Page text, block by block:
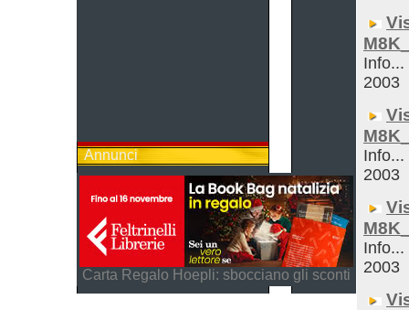
Annunci
Carta Regalo Hoepli: sbocciano gli sconti
Info...
2003
Info...
2003
Info...
2003